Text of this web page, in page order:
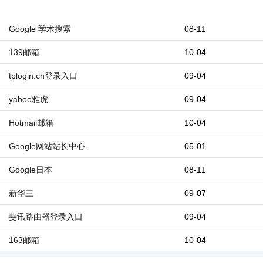
08-11
Google 学术搜索
10-04
139邮箱
09-04
tplogin.cn登录入口
09-04
yahoo雅虎
10-04
Hotmail邮箱
05-01
Google网站站长中心
08-11
Google日本
09-07
新华三
09-04
斐讯路由器登录入口
10-04
163邮箱